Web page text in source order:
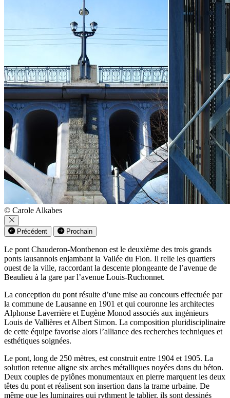
© Carole Alkabes
Précédent Prochain
Le pont Chauderon-Montbenon est le deuxième des trois grands
ponts lausannois enjambant la Vallée du Flon. Il relie les quartiers
ouest de la ville, raccordant la descente plongeante de l’avenue de
Beaulieu à la gare par l’avenue Louis-Ruchonnet.
La conception du pont résulte d’une mise au concours effectuée par
la commune de Lausanne en 1901 et qui couronne les architectes
Alphonse Laverrière et Eugène Monod associés aux ingénieurs
Louis de Vallières et Albert Simon. La composition pluridisciplinaire
de cette équipe favorise alors l’alliance des recherches techniques et
esthétiques soignées.
Le pont, long de 250 mètres, est construit entre 1904 et 1905. La
solution retenue aligne six arches métalliques noyées dans du béton.
Deux couples de pylônes monumentaux en pierre marquent les deux
têtes du pont et réalisent son insertion dans la trame urbaine. De
même que les luminaires qui rythment le tablier, ils sont dessinés